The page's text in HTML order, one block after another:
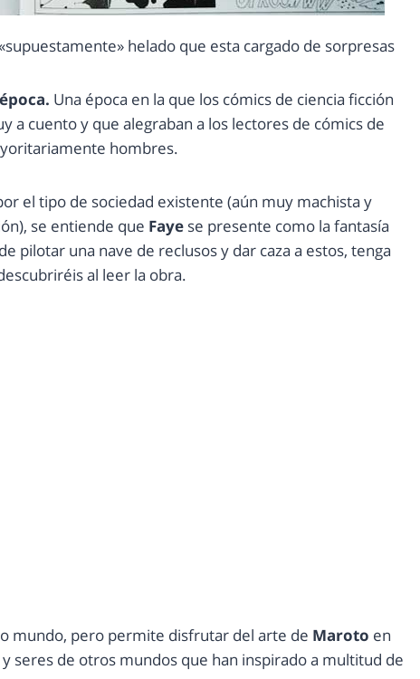
helado que esta cargado de sorpresas
Una época en la que los cómics de ciencia ficción
a cuento y que alegraban a los lectores de cómics de
hombres.
el tipo de sociedad existente (aún muy machista y
se entiende que Faye se presente como la fantasía
pilotar una nave de reclusos y dar caza a estos, tenga
al leer la obra.
mundo, pero permite disfrutar del arte de Maroto en
seres de otros mundos que han inspirado a multitud de